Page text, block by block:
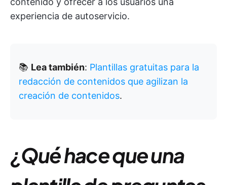
experiencia de autoservicio.
📚 Lea también: Plantillas gratuitas para la
redacción de contenidos que agilizan la
creación de contenidos.
¿Qué hace que una